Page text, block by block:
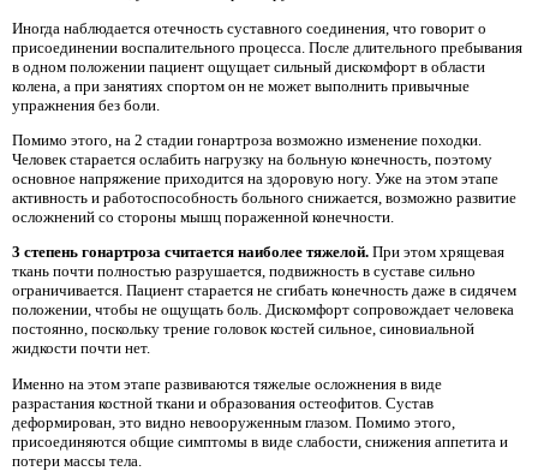
Иногда наблюдается отечность суставного соединения, что говорит о
присоединении воспалительного процесса. После длительного пребывания
в одном положении пациент ощущает сильный дискомфорт в области
колена, а при занятиях спортом он не может выполнить привычные
упражнения без боли.
Помимо этого, на 2 стадии гонартроза возможно изменение походки.
Человек старается ослабить нагрузку на больную конечность, поэтому
основное напряжение приходится на здоровую ногу. Уже на этом этапе
активность и работоспособность больного снижается, возможно развитие
осложнений со стороны мышц пораженной конечности.
3 степень гонартроза считается наиболее тяжелой. При этом хрящевая
ткань почти полностью разрушается, подвижность в суставе сильно
ограничивается. Пациент старается не сгибать конечность даже в сидячем
положении, чтобы не ощущать боль. Дискомфорт сопровождает человека
постоянно, поскольку трение головок костей сильное, синовиальной
жидкости почти нет.
Именно на этом этапе развиваются тяжелые осложнения в виде
разрастания костной ткани и образования остеофитов. Сустав
деформирован, это видно невооруженным глазом. Помимо этого,
присоединяются общие симптомы в виде слабости, снижения аппетита и
потери массы тела.